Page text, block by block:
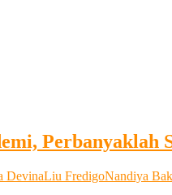
Perbanyaklah
DevinaLiu FredigoNandiya